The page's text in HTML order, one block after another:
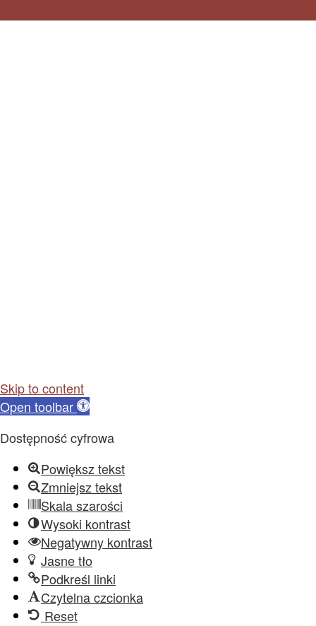
Skip to content
Open toolbar
Dostępność cyfrowa
Powiększ tekst
Zmniejsz tekst
Skala szarości
Wysoki kontrast
Negatywny kontrast
Jasne tło
Podkreśl linki
Czytelna czcionka
Reset